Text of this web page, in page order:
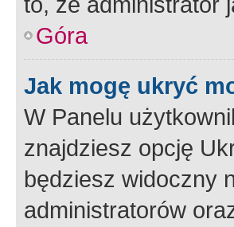
Góra
Jak mogę ukryć
W Panelu
znajdziesz opcję
będziesz widoczny
administratorów